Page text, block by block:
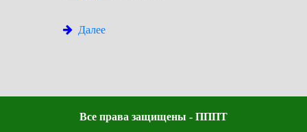
Далее
Все права защищены - ПППТ